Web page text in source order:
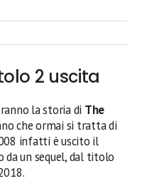
2 uscita
la storia di The
che ormai si tratta di
infatti è uscito il
un sequel, dal titolo